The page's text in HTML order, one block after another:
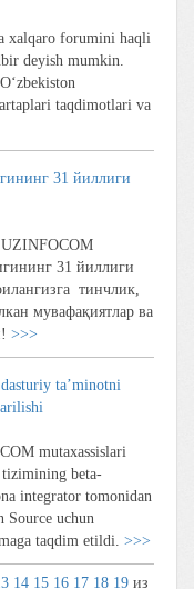
xalqaro forumini haqli
deyish mumkin.
taqdimotlari va
31 йиллиги
UZINFOCOM
31 йиллиги
тинчлик,
мувафақиятлар ва
>>>
ta’minotni
mutaxassislari
beta-
integrator tomonidan
Source uchun
taqdim etildi. >>>
14 15 16 17 18 19 из